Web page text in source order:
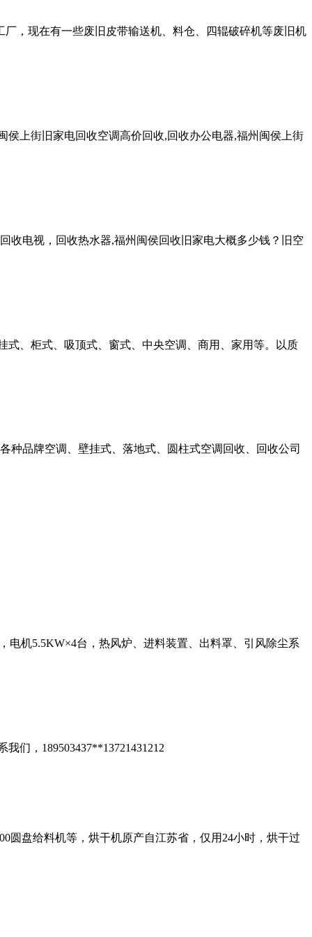
，现在有一些废旧皮带输送机、料仓、四辊破碎机等废旧机
上街旧家电回收空调高价回收,回收办公电器,福州闽侯上街
收电视，回收热水器,福州闽侯回收旧家电大概多少钱？旧空
式、柜式、吸顶式、窗式、中央空调、商用、家用等。以质
种品牌空调、壁挂式、落地式、圆柱式空调回收、回收公司
电机5.5KW×4台，热风炉、进料装置、出料罩、引风除尘系
们，189503437**13721431212
圆盘给料机等，烘干机原产自江苏省，仅用24小时，烘干过